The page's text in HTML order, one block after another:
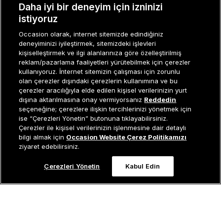
Tükendi
Müşteri İlişkileri0 850 800 01 20
KURUMSAL
KADIN KATEGORILER
GRUP MARKALAR
ERKEK KATEGORILER
Occasion bir EREN PERAKENDE markasıdır. © Eren Holding
Daha iyi bir deneyim için izninizi
istiyoruz
Occasion olarak, internet sitemizde edindiğiniz
deneyiminizi iyileştirmek, sitemizdeki işlevleri
kişiselleştirmek ve ilgi alanlarınıza göre özelleştirilmiş
reklam/pazarlama faaliyetleri yürütebilmek için çerezler
kullanıyoruz. İnternet sitemizin çalışması için zorunlu
olan çerezler dışındaki çerezlerin kullanımına ve bu
çerezler aracılığıyla elde edilen kişisel verilerinizin yurt
dışına aktarılmasına onay vermiyorsanız Reddedin
seçeneğine; çerezlere ilişkin tercihlerinizi yönetmek için
ise “Çerezleri Yönetin” butonuna tıklayabilirsiniz.
Çerezler ile kişisel verilerinizin işlenmesine dair detaylı
bilgi almak için Occasion Website Çerez Politikamızı
ziyaret edebilirsiniz.
Çerezleri Yönetin Kabul Edin